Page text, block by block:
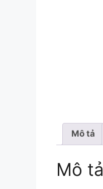
Mô tả
Mô tả